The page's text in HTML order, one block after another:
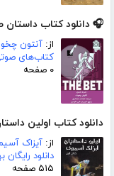
🎧 دانلود کتاب
از: آنتون
کتاب‌های
۰ صفحه
دانلود کتاب اولین
از: آیزاک
دانلود
۵۱۵ صفحه